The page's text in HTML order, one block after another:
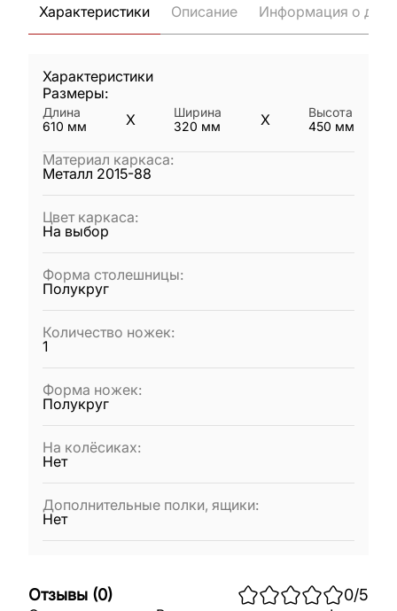
Характеристики Описание Информация о
Характеристики
Размеры:
Длина
610 мм X
Ширина
320 мм X
Высота
450 мм
Материал каркаса:
Металл 2015-88
Цвет каркаса:
На выбор
Форма столешницы:
Полукруг
Количество ножек:
1
Форма ножек:
Полукруг
На колёсиках:
Нет
Дополнительные полки, ящики:
Нет
Отзывы (0) 0/5